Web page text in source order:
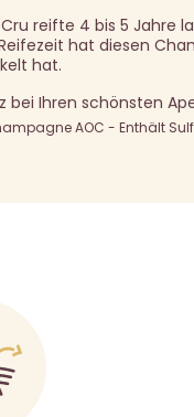
reifte 4 bis 5 Jahre
hat diesen
hat.
bei Ihren schönsten
AOC - Enthält